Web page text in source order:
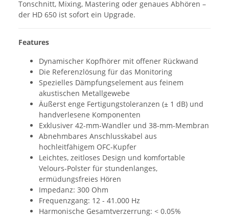
Tonschnitt, Mixing, Mastering oder genaues Abhören –
der HD 650 ist sofort ein Upgrade.
Features
Dynamischer Kopfhörer mit offener Rückwand
Die Referenzlösung für das Monitoring
Spezielles Dämpfungselement aus feinem
akustischen Metallgewebe
Äußerst enge Fertigungstoleranzen (± 1 dB) und
handverlesene Komponenten
Exklusiver 42-mm-Wandler und 38-mm-Membran
Abnehmbares Anschlusskabel aus
hochleitfähigem OFC-Kupfer
Leichtes, zeitloses Design und komfortable
Velours-Polster für stundenlanges,
ermüdungsfreies Hören
Impedanz: 300 Ohm
Frequenzgang: 12 - 41.000 Hz
Harmonische Gesamtverzerrung: < 0.05%